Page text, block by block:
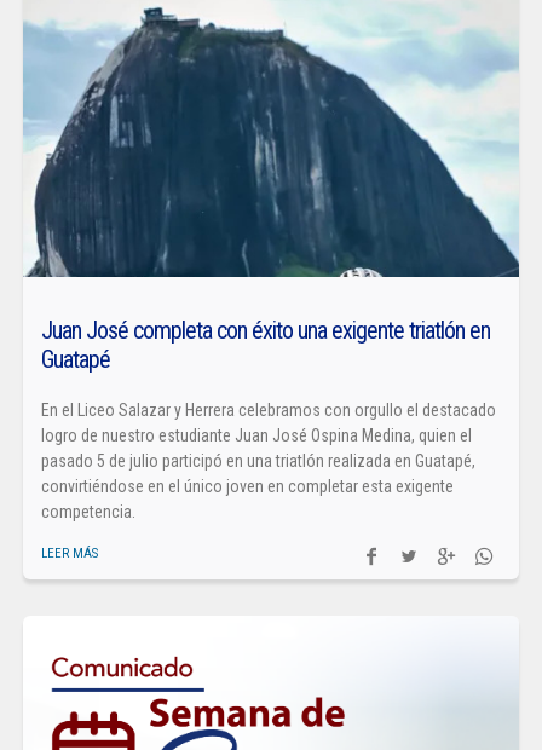
Juan José completa con éxito una exigente triatlón en
Guatapé
En el Liceo Salazar y Herrera celebramos con orgullo el destacado
logro de nuestro estudiante Juan José Ospina Medina, quien el
pasado 5 de julio participó en una triatlón realizada en Guatapé,
convirtiéndose en el único joven en completar esta exigente
competencia.
LEER MÁS